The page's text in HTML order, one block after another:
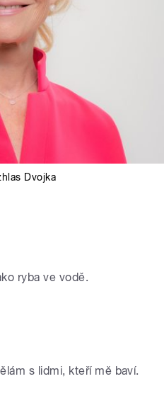
Dvojka
ryba ve vodě.
s lidmi, kteří mě baví.